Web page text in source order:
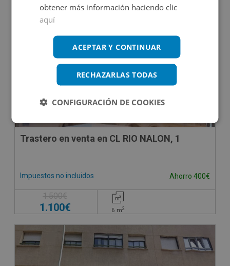
2.880€
Trastero en venta en CL RIO NALON, 1
Impuestos no incluidos Ahorro 400€
1.500€
1.100€ 6 m2
obtener más información haciendo clic
aquí
ACEPTAR Y CONTINUAR
RECHAZARLAS TODAS
CONFIGURACIÓN DE COOKIES